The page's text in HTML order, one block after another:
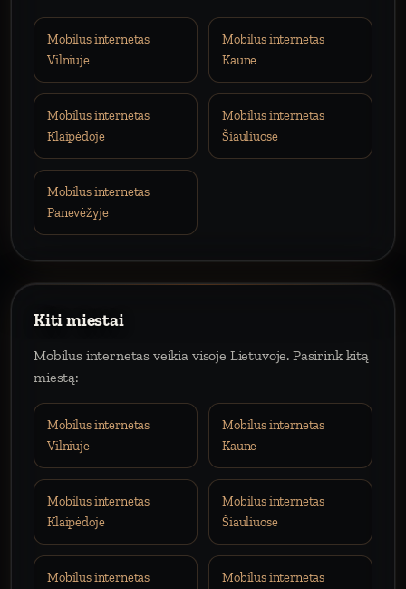
Mobilus internetas
Vilniuje
Mobilus internetas
Kaune
Mobilus internetas
Klaipėdoje
Mobilus internetas
Šiauliuose
Mobilus internetas
Panevėžyje
Kiti miestai
Mobilus internetas veikia visoje Lietuvoje. Pasirink kitą
miestą:
Mobilus internetas
Vilniuje
Mobilus internetas
Kaune
Mobilus internetas
Klaipėdoje
Mobilus internetas
Šiauliuose
Mobilus internetas
Mobilus internetas